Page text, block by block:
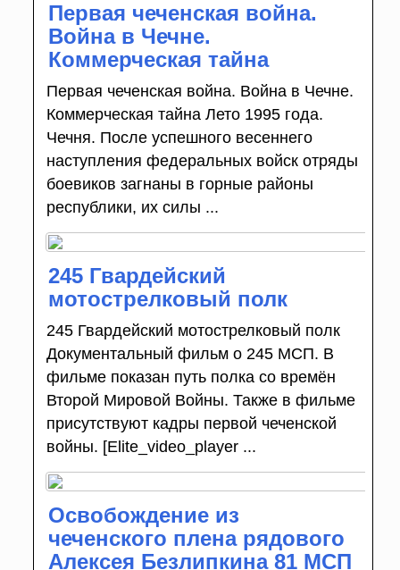
Первая чеченская война.
Война в Чечне.
Коммерческая тайна
Первая чеченская война. Война в Чечне.
Коммерческая тайна Лето 1995 года.
Чечня. После успешного весеннего
наступления федеральных войск отряды
боевиков загнаны в горные районы
республики, их силы ...
245 Гвардейский
мотострелковый полк
245 Гвардейский мотострелковый полк
Документальный фильм о 245 МСП. В
фильме показан путь полка со времён
Второй Мировой Войны. Также в фильме
присутствуют кадры первой чеченской
войны. [Elite_video_player ...
Освобождение из
чеченского плена рядового
Алексея Безлипкина 81 МСП